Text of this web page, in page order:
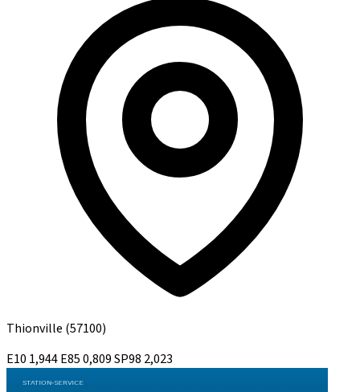
Thionville (57100)
E10 1,944E850,809SP98 2,023